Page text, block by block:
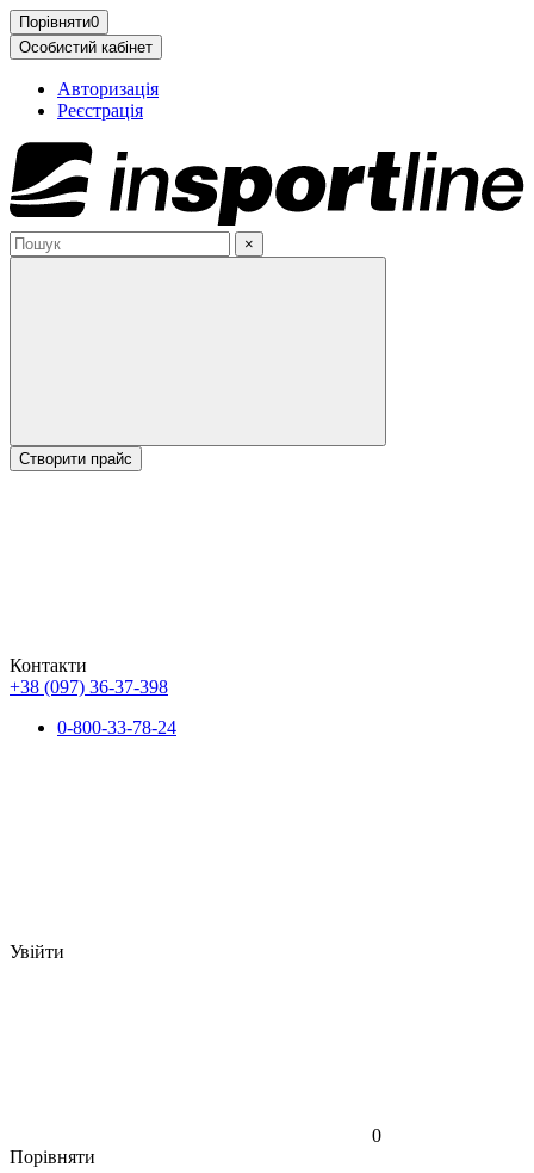
Порівняти0
Особистий кабінет
Авторизація
Реєстрація
×
Cтворити прайс
Контакти
+38 (097) 36-37-398
0-800-33-78-24
Увійти
0
Порівняти